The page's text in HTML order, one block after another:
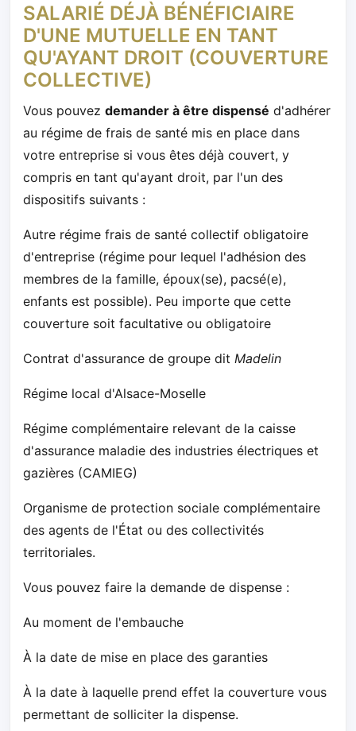
SALARIÉ DÉJÀ BÉNÉFICIAIRE
D'UNE MUTUELLE EN TANT
QU'AYANT DROIT (COUVERTURE
COLLECTIVE)
Vous pouvez demander à être dispensé d'adhérer
au régime de frais de santé mis en place dans
votre entreprise si vous êtes déjà couvert, y
compris en tant qu'ayant droit, par l'un des
dispositifs suivants :
Autre régime frais de santé collectif obligatoire
d'entreprise (régime pour lequel l'adhésion des
membres de la famille, époux(se), pacsé(e),
enfants est possible). Peu importe que cette
couverture soit facultative ou obligatoire
Contrat d'assurance de groupe dit Madelin
Régime local d'Alsace-Moselle
Régime complémentaire relevant de la caisse
d'assurance maladie des industries électriques et
gazières (CAMIEG)
Organisme de protection sociale complémentaire
des agents de l'État ou des collectivités
territoriales.
Vous pouvez faire la demande de dispense :
Au moment de l'embauche
À la date de mise en place des garanties
À la date à laquelle prend effet la couverture vous
permettant de solliciter la dispense.